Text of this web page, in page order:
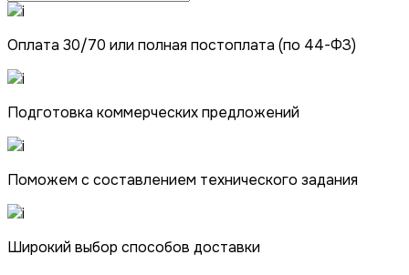
Оплата 30/70 или полная постоплата (по 44-ФЗ)
Подготовка коммерческих предложений
Поможем с составлением технического задания
Широкий выбор способов доставки